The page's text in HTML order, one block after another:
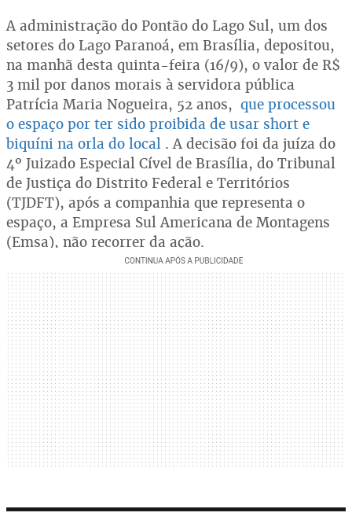
A administração do Pontão do Lago Sul, um dos
setores do Lago Paranoá, em Brasília, depositou,
na manhã desta quinta-feira (16/9), o valor de R$
3 mil por danos morais à servidora pública
Patrícia Maria Nogueira, 52 anos, que processou
o espaço por ter sido proibida de usar short e
biquíni na orla do local . A decisão foi da juíza do
4º Juizado Especial Cível de Brasília, do Tribunal
de Justiça do Distrito Federal e Territórios
(TJDFT), após a companhia que representa o
espaço, a Empresa Sul Americana de Montagens
(Emsa), não recorrer da ação.